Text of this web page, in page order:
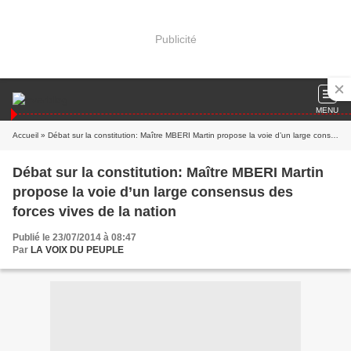
Publicité
MENU
Accueil » Débat sur la constitution: Maître MBERI Martin propose la voie d’un large consensus des forces vives de la nation
Débat sur la constitution: Maître MBERI Martin
propose la voie d’un large consensus des
forces vives de la nation
Publié le 23/07/2014 à 08:47
Par LA VOIX DU PEUPLE